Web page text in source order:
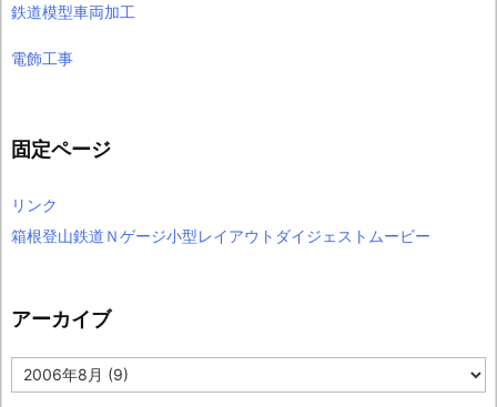
鉄道模型車両加工
電飾工事
固定ページ
リンク
箱根登山鉄道Ｎゲージ小型レイアウトダイジェストムービー
アーカイブ
ア
ー